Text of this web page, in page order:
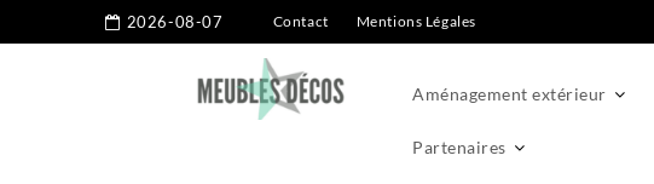
2026-08-07 Contact Mentions Légales
Aménagement extérieur
Partenaires